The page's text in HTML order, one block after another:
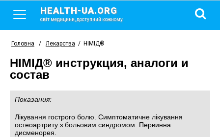
HEALTH-UA.ORG
світ медицини, доступний кожному
Головна / Лекарства / НІМІД®
НІМІД® инструкция, аналоги и
состав
Показания:
Лікування гострого болю. Симптоматичне лікування
остеоартриту з больовим синдромом. Первинна
дисменорея.